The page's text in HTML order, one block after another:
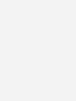
Anerkennung
durch den
wird (vgl. zum
10 R – SozR 4-2700
Januar 2013 – L 6 U
feststehen muss
als Arbeitsunfall